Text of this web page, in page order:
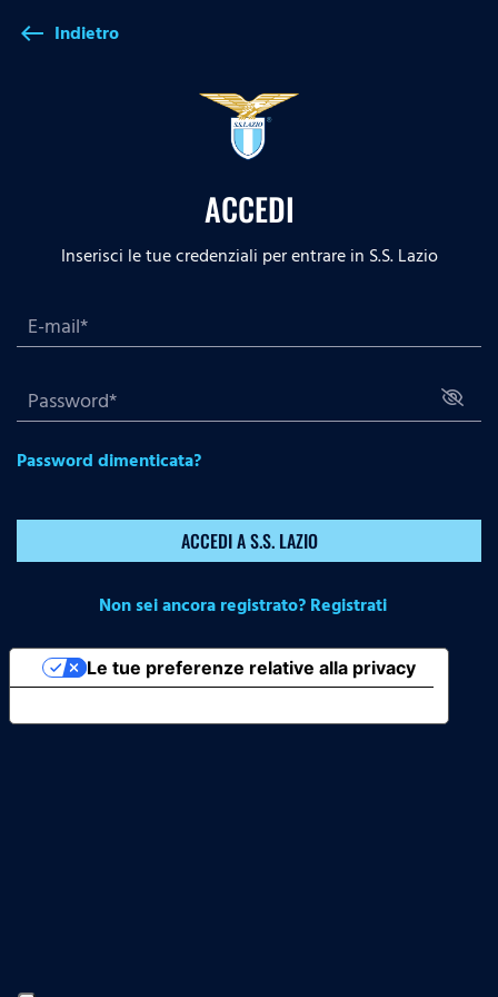
west Indietro
ACCEDI
Inserisci le tue credenziali per entrare in S.S. Lazio
Password dimenticata?
ACCEDI A S.S. LAZIO
Non sei ancora registrato? Registrati
Le tue preferenze relative alla privacy